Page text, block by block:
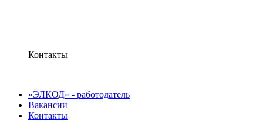
Контакты
«ЭЛКОД» - работодатель
Вакансии
Контакты